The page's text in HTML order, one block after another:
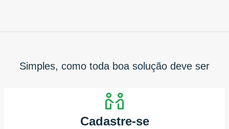
Simples, como toda boa solução deve ser
Cadastre-se